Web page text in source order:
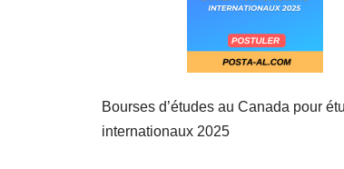
Bourses d’études au Canada pour
internationaux 2025